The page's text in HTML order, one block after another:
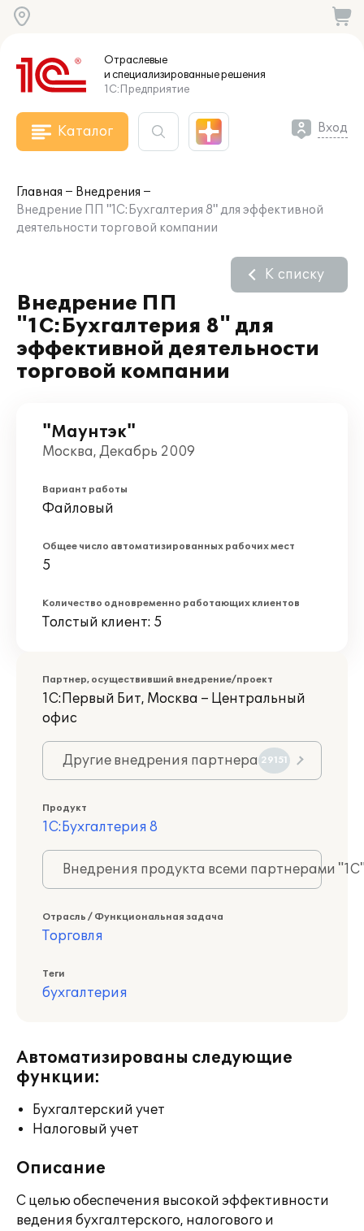
Отраслевые
и специализированныерешения
1С:Предприятие
Каталог Вход
Главная
Внедрения
Внедрение ПП "1С:Бухгалтерия 8" для эффективной
деятельности торговой компании
Внедрение ПП
"1С:Бухгалтерия 8" для
эффективной деятельности
торговой компании
К списку
"Маунтэк"
Москва, Декабрь 2009
Вариант работы
Файловый
Общее число автоматизированных рабочих мест
5
Количество одновременно работающих клиентов
Толстый клиент: 5
Партнер, осуществивший внедрение/проект
1С:Первый Бит, Москва – Центральный
офис
Другие внедрения партнера 29151
Продукт
1С:Бухгалтерия 8
Внедрения продукта всеми партнерами
Отрасль / Функциональная задача
Торговля
Теги
бухгалтерия
Автоматизированы следующие
функции:
Бухгалтерский учет
Налоговый учет
Описание
С целью обеспечения высокой эффективности
ведения бухгалтерского, налогового и